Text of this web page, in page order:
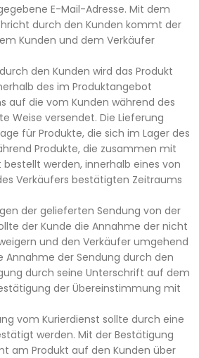
E-Mail-Adresse. Mit dem
durch den Kunden kommt der
Kunden und dem Verkäufer
den Kunden wird das Produkt
des im Produktangebot
auf die vom Kunden während des
Weise versendet. Die Lieferung
für Produkte, die sich im Lager des
Produkte, die zusammen mit
werden, innerhalb eines von
Verkäufers bestätigten Zeitraums
der gelieferten Sendung von der
der Kunde die Annahme der nicht
und den Verkäufer umgehend
Annahme der Sendung durch den
durch seine Unterschrift auf dem
der Übereinstimmung mit
vom Kurierdienst sollte durch eine
werden. Mit der Bestätigung
am Produkt auf den Kunden über